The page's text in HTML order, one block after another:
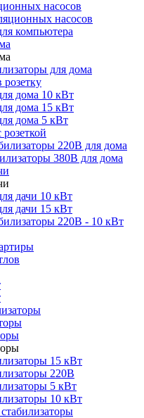
насосов
насосов
компьютера
для дома
дома 10 кВт
дома 15 кВт
дома 5 кВт
220В для дома
380В для дома
дачи 10 кВт
дачи 15 кВт
220В - 10 кВт
15 кВт
220В
5 кВт
10 кВт